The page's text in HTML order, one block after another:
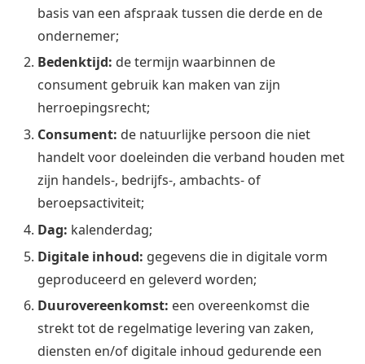
basis van een afspraak tussen die derde en de
ondernemer;
Bedenktijd: de termijn waarbinnen de
consument gebruik kan maken van zijn
herroepingsrecht;
Consument: de natuurlijke persoon die niet
handelt voor doeleinden die verband houden met
zijn handels-, bedrijfs-, ambachts- of
beroepsactiviteit;
Dag: kalenderdag;
Digitale inhoud: gegevens die in digitale vorm
geproduceerd en geleverd worden;
Duurovereenkomst: een overeenkomst die
strekt tot de regelmatige levering van zaken,
diensten en/of digitale inhoud gedurende een